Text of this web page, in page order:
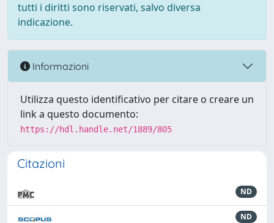
tutti i diritti sono riservati, salvo diversa
indicazione.
Informazioni
Utilizza questo identificativo per citare o creare un
link a questo documento:
https://hdl.handle.net/1889/805
Citazioni
ND
ND